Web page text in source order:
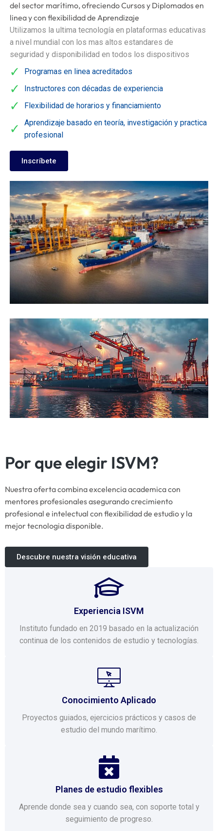
del sector marítimo, ofreciendo Cursos y Diplomados en
linea y con flexibilidad de Aprendizaje
Utilizamos la ultima tecnología en plataformas educativas
a nivel mundial con los mas altos estandares de
seguridad y disponibilidad en todos los dispositivos
Programas en linea acreditados
Instructores con décadas de experiencia
Flexibilidad de horarios y financiamiento
Aprendizaje basado en teoría, investigación y practica
profesional
Inscríbete
Por que elegir ISVM?
Nuestra oferta combina excelencia academica con
mentores profesionales asegurando crecimiento
profesional e intelectual con flexibilidad de estudio y la
mejor tecnologia disponible.
Descubre nuestra visión educativa
Experiencia ISVM
Instituto fundado en 2019 basado en la actualización
continua de los contenidos de estudio y tecnologías.
Conocimiento Aplicado
Proyectos guiados, ejercicios prácticos y casos de
estudio del mundo marítimo.
Planes de estudio flexibles
Aprende donde sea y cuando sea, con soporte total y
seguimiento de progreso.